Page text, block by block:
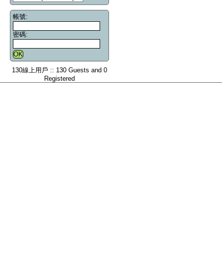
帳號:
密碼:
130線上用戶 :: 130 Guests and 0
Registered